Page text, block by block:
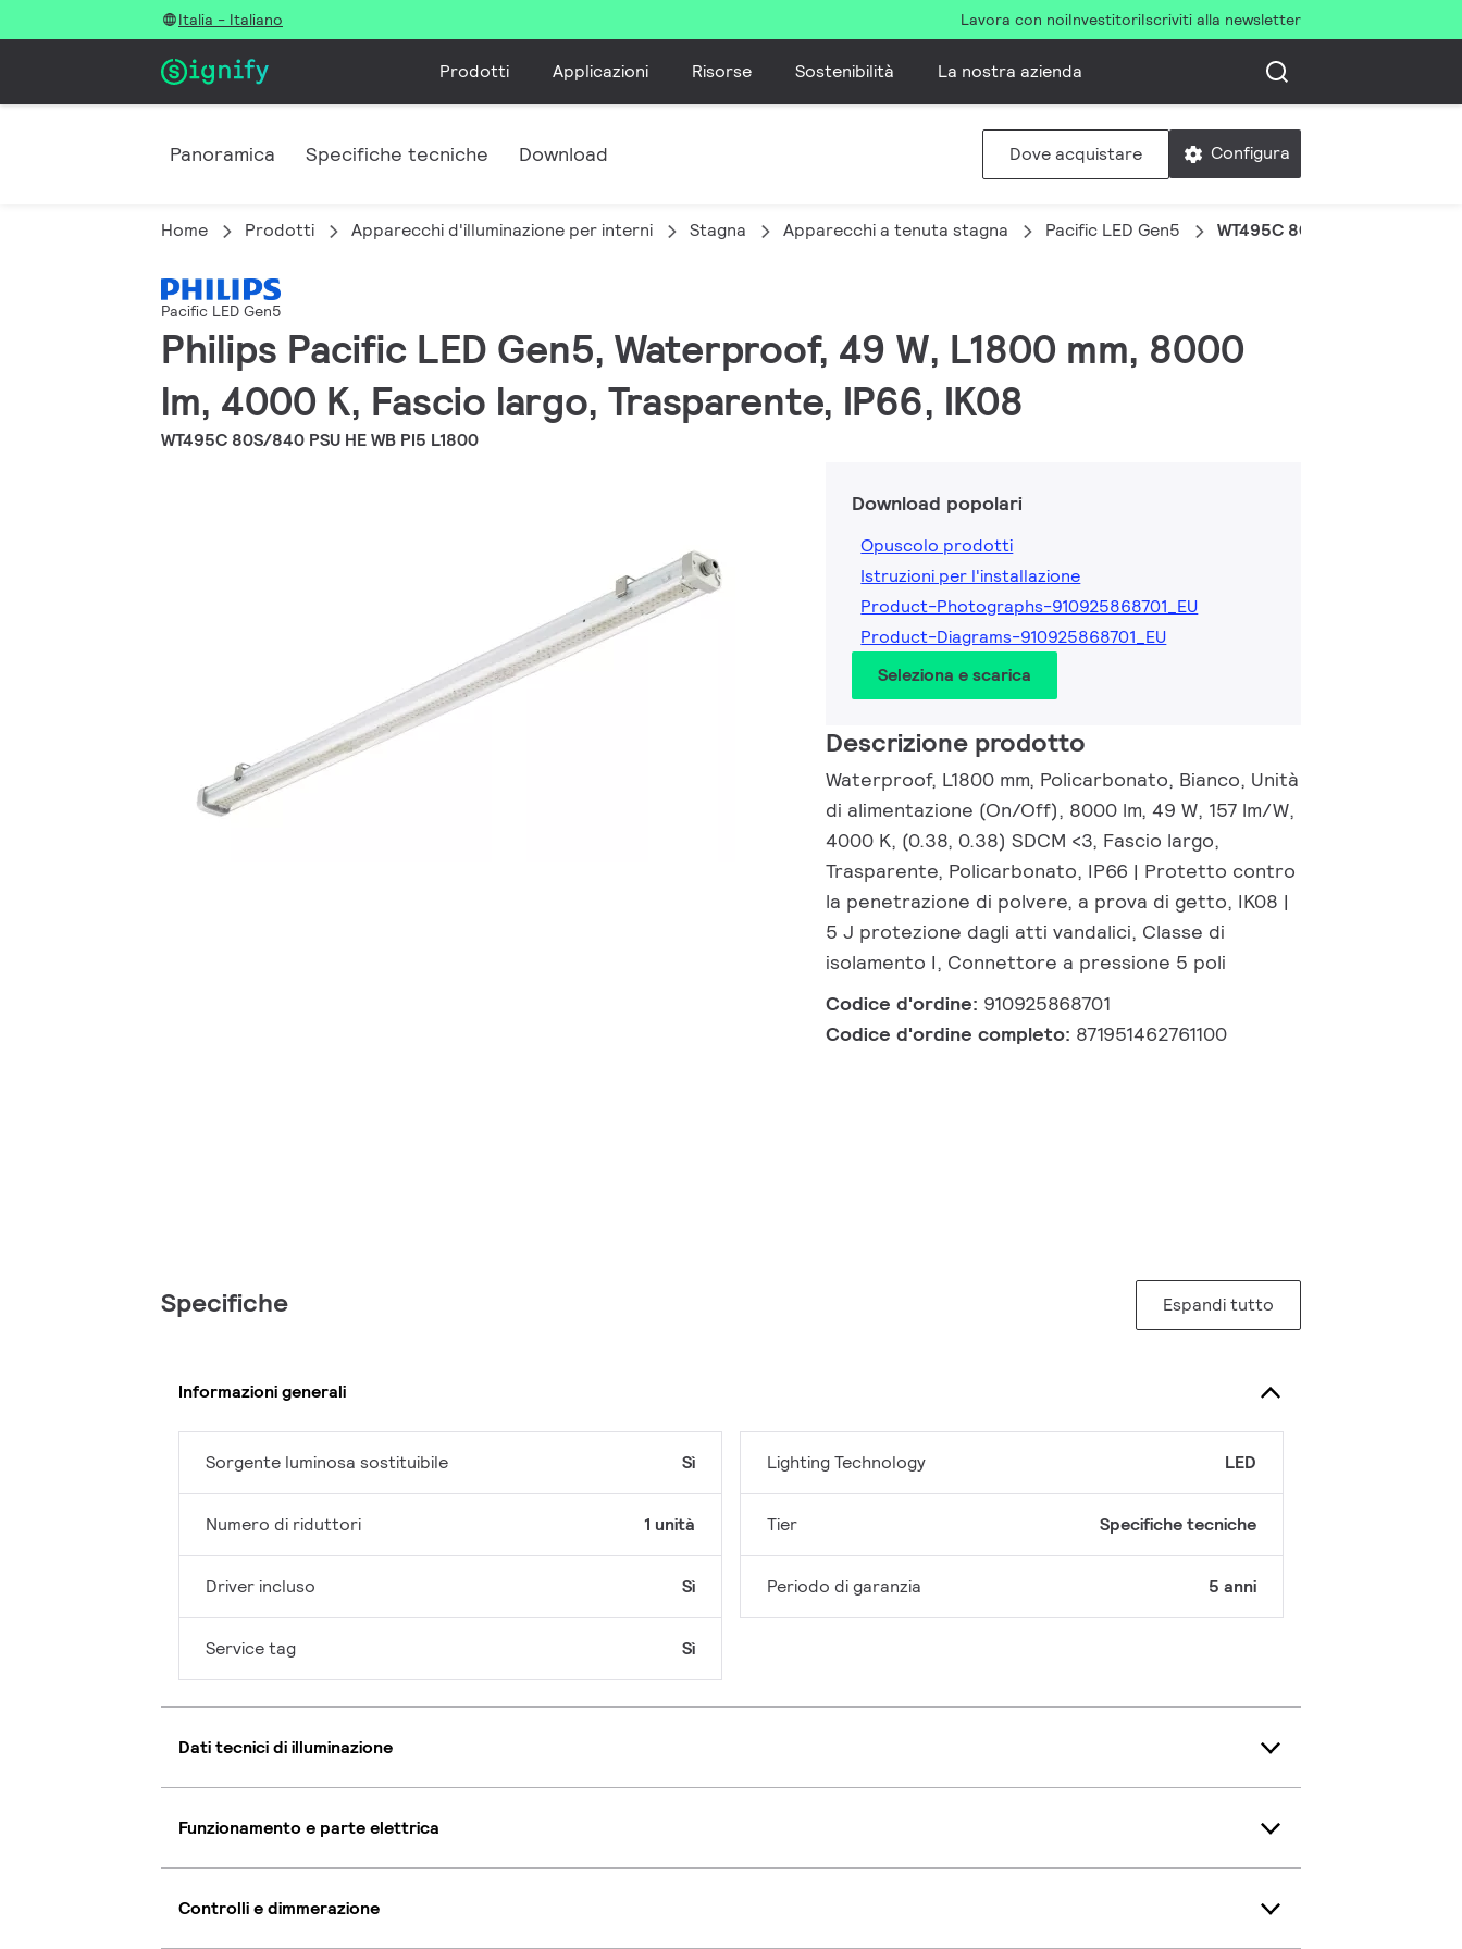
Italia - Italiano Lavora con noiInvestitoriIscriviti alla newsletter
Prodotti Applicazioni Risorse Sostenibilità La nostra azienda
Panoramica Specifiche tecniche Download Dove acquistare Configura
Home Prodotti Apparecchi d'illuminazione per interni Stagna Apparecchi a tenuta stagna Pacific LED Gen5 WT495C 80S/840 PSU HE WB
Pacific LED Gen5
Philips Pacific LED Gen5, Waterproof, 49 W, L1800 mm, 8000
lm, 4000 K, Fascio largo, Trasparente, IP66, IK08
WT495C 80S/840 PSU HE WB PI5 L1800
Download popolari
Opuscolo prodotti
Istruzioni per l'installazione
Product-Photographs-910925868701_EU
Product-Diagrams-910925868701_EU
Seleziona e scarica
Descrizione prodotto
Waterproof, L1800 mm, Policarbonato, Bianco, Unità
di alimentazione (On/Off), 8000 lm, 49 W, 157 lm/W,
4000 K, (0.38, 0.38) SDCM <3, Fascio largo,
Trasparente, Policarbonato, IP66 | Protetto contro
la penetrazione di polvere, a prova di getto, IK08 |
5 J protezione dagli atti vandalici, Classe di
isolamento I, Connettore a pressione 5 poli
Codice d'ordine: 910925868701
Codice d'ordine completo: 871951462761100
Specifiche Espandi tutto
Informazioni generali
Sorgente luminosa sostituibile Sì
Numero di riduttori 1 unità
Driver incluso Sì
Service tag Sì
Lighting Technology LED
Tier Specifiche tecniche
Periodo di garanzia 5 anni
Dati tecnici di illuminazione
Funzionamento e parte elettrica
Controlli e dimmerazione